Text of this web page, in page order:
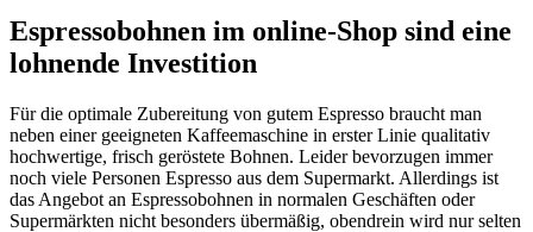
Espressobohnen im online-Shop sind eine
lohnende Investition
Für die optimale Zubereitung von gutem Espresso braucht man
neben einer geeigneten Kaffeemaschine in erster Linie qualitativ
hochwertige, frisch geröstete Bohnen. Leider bevorzugen immer
noch viele Personen Espresso aus dem Supermarkt. Allerdings ist
das Angebot an Espressobohnen in normalen Geschäften oder
Supermärkten nicht besonders übermäßig, obendrein wird nur selten